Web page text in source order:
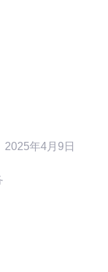
2025年4月9日